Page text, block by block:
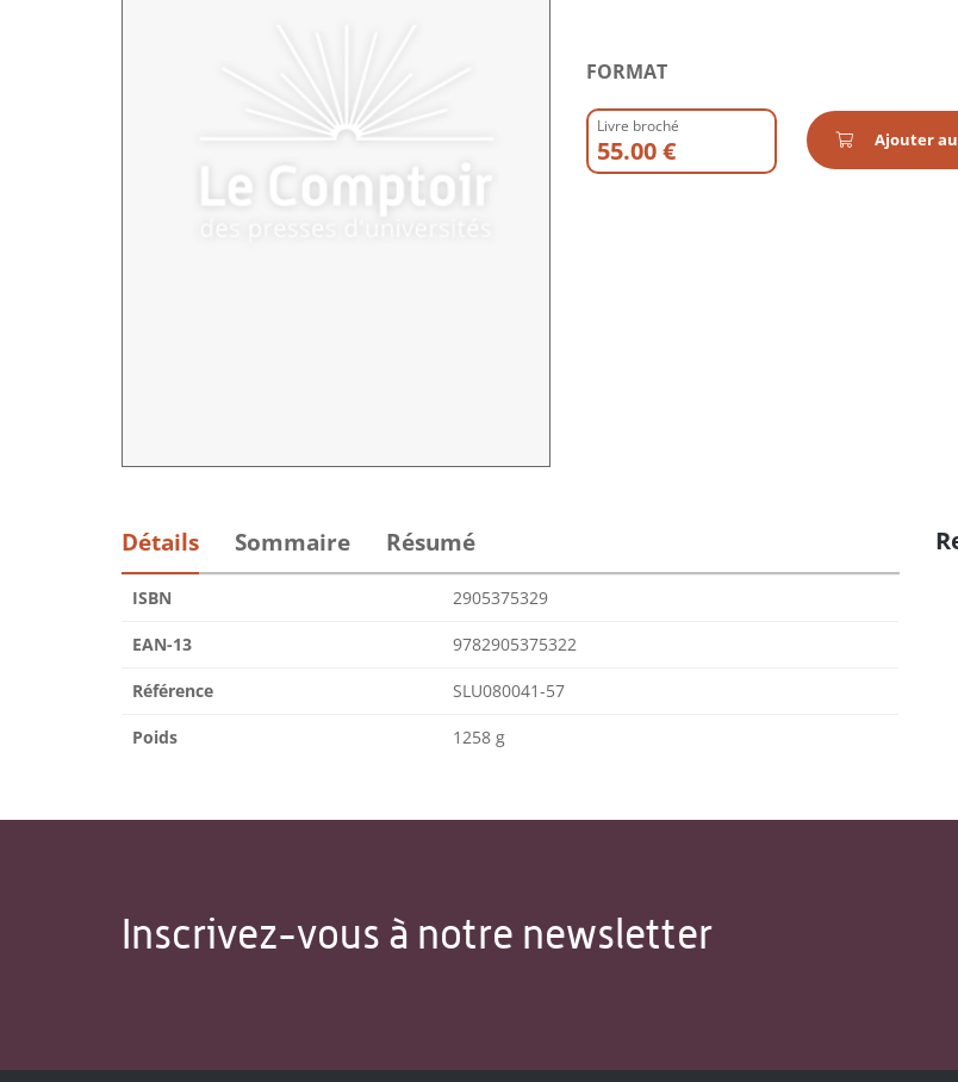
FORMAT
Livre broché
55.00 € Ajouter
Détails Sommaire Résumé
ISBN 2905375329
EAN-13 9782905375322
Référence SLU080041-57
Poids 1258 g
Inscrivez-vous à notre newsletter